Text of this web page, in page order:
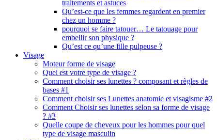
traitements et astuces
Qu’est-ce que les femmes regardent en premier
chez un homme ?
pourquoi se faire tatouer… Le tatouage pour
embellir son physique ?
Qu’est ce qu’une fille pulpeuse ?
Visage
Moteur forme de visage
Quel est votre type de visage ?
Comment choisir ses lunettes ? composant et règles de
bases #1
Comment choisir ses Lunettes anatomie et visagisme #2
Comment Choisir ses lunettes selon sa forme de visage
? #3
Quelle coupe de cheveux pour les hommes pour quel
type de visage masculin